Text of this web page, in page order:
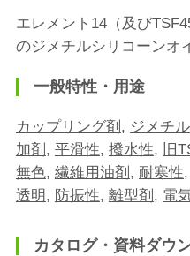
エレメント14（及び
のジメチルシリコーンオ
一般特性・用途
カップリング剤 , ジメチル
加剤 , 平滑性, 撥水性, 旧
無色, 繊維用油剤 , 耐寒性,
透明 , 防振性, 離型剤 , 電
カタログ・資料ダウ